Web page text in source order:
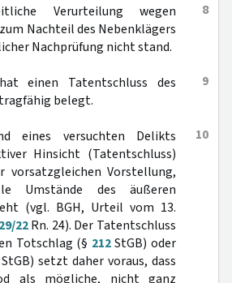
8
Verurteilung wegen
Nachteil des Nebenklägers
Nachprüfung nicht stand.
9
einen Tatentschluss des
belegt.
10
eines versuchten Delikts
Hinsicht (Tatentschluss)
vorsatzgleichen Vorstellung,
Umstände des äußeren
(vgl. BGH, Urteil vom 13.
22Rn. 24). Der Tatentschluss
Totschlag (§ 212StGB) oder
setzt daher voraus, dass
als mögliche, nicht ganz